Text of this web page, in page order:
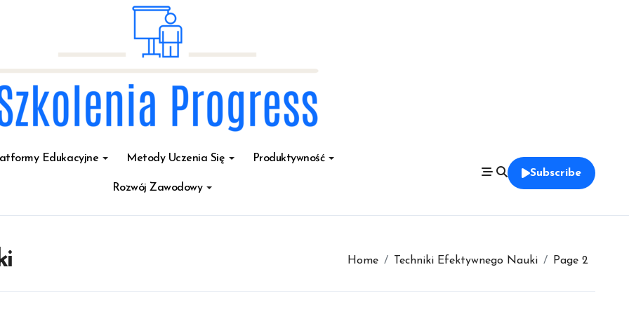
Edukacyjne Metody Uczenia Się Produktywność
Rozwój Zawodowy
Subscribe
Home Techniki Efektywnego Nauki Page 2